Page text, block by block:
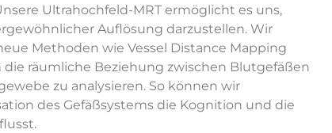
Ultrahochfeld-MRT ermöglicht es uns,
Auflösung darzustellen. Wir
Methoden wie Vessel Distance Mapping
räumliche Beziehung zwischen Blutgefäßen
zu analysieren. So können wir
des Gefäßsystems die Kognition und die